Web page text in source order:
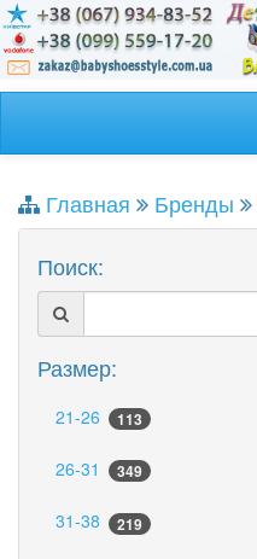
Главная Бренды
Поиск:
Размер:
21-26 113
26-31 349
31-38 219